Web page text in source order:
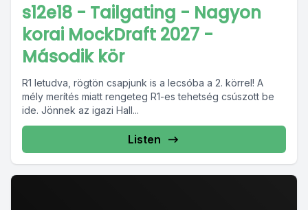
s12e18 - Tailgating - Nagyon
korai MockDraft 2027 -
Második kör
R1 letudva, rögtön csapjunk is a lecsóba a 2. körrel! A
mély merítés miatt rengeteg R1-es tehetség csúszott be
ide. Jönnek az igazi Hall...
Listen